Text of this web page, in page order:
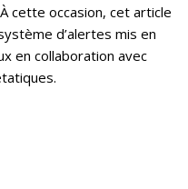
cette occasion, cet article
d’alertes mis en
en collaboration avec